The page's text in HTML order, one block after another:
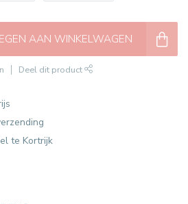
AAN WINKELWAGEN
Deel dit product
te Kortrijk